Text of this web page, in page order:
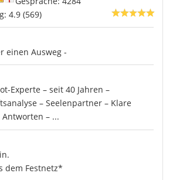
4.9 (569)
einen Ausweg -
Experte – seit 40 Jahren –
– Seelenpartner – Klare
Antworten – ...
dem Festnetz*